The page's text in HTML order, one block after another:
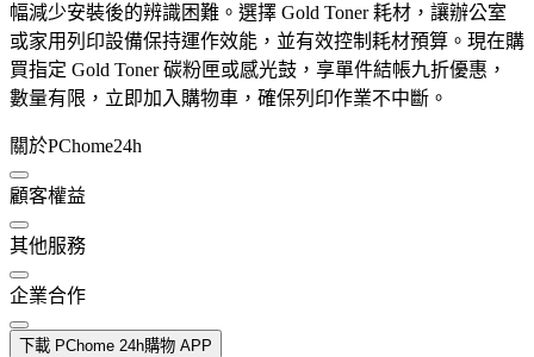
幅減少安裝後的辨識困難。選擇 Gold Toner 耗材，讓辦公室
或家用列印設備保持運作效能，並有效控制耗材預算。現在購
買指定 Gold Toner 碳粉匣或感光鼓，享單件結帳九折優惠，
數量有限，立即加入購物車，確保列印作業不中斷。
關於PChome24h
顧客權益
其他服務
企業合作
下載 PChome 24h購物 APP